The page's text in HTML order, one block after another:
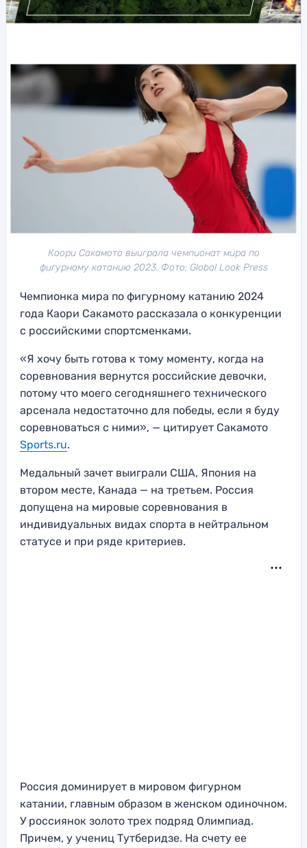
Каори Сакамото выиграла чемпионат мира по
фигурному катанию 2023. Фото: Global Look Press
Чемпионка мира по фигурному катанию 2024
года Каори Сакамото рассказала о конкуренции
с российскими спортсменками.
«Я хочу быть готова к тому моменту, когда на
соревнования вернутся российские девочки,
потому что моего сегодняшнего технического
арсенала недостаточно для победы, если я буду
соревноваться с ними», — цитирует Сакамото
Sports.ru.
Медальный зачет выиграли США, Япония на
втором месте, Канада — на третьем. Россия
допущена на мировые соревнования в
индивидуальных видах спорта в нейтральном
статусе и при ряде критериев.
Россия доминирует в мировом фигурном
катании, главным образом в женском одиночном.
У россиянок золото трех подряд Олимпиад.
Причем, у учениц Тутберидзе. На счету ее